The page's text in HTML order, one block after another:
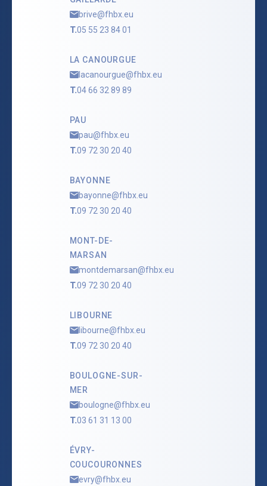
brive@fhbx.eu
T.05 55 23 84 01
LA CANOURGUE
lacanourgue@fhbx.eu
T.04 66 32 89 89
PAU
pau@fhbx.eu
T.09 72 30 20 40
BAYONNE
bayonne@fhbx.eu
T.09 72 30 20 40
MONT-DE-
MARSAN
montdemarsan@fhbx.eu
T.09 72 30 20 40
LIBOURNE
libourne@fhbx.eu
T.09 72 30 20 40
BOULOGNE-SUR-
MER
boulogne@fhbx.eu
T.03 61 31 13 00
ÉVRY-
COUCOURONNES
evry@fhbx.eu